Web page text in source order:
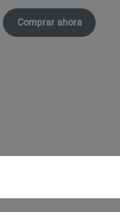
Comprar ahora